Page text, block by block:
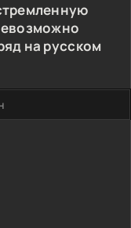
на русском